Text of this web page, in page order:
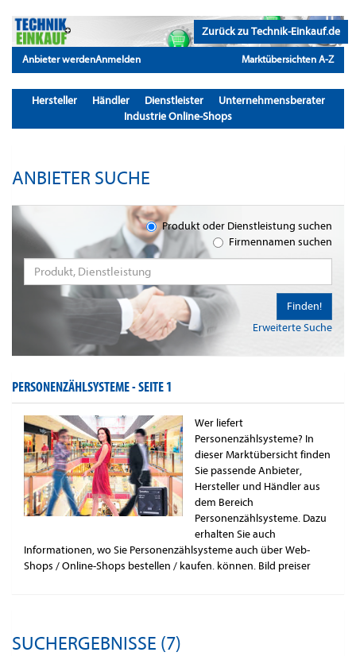
Zurück zu Technik-Einkauf.de
Anbieter werdenAnmelden Marktübersichten A-Z
Hersteller Händler Dienstleister
Unternehmensberater
Industrie Online-Shops
ANBIETER SUCHE
Produkt oder Dienstleistung suchen
Firmennamen suchen
Erweiterte Suche
Finden!
PERSONENZÄHLSYSTEME -SEITE 1
Wer liefert
Personenzählsysteme? In
dieser Marktübersicht finden
Sie passende Anbieter,
Hersteller und Händler aus
dem Bereich
Personenzählsysteme. Dazu
erhalten Sie auch
Informationen, wo Sie Personenzählsysteme auch über Web-
Shops / Online-Shops bestellen / kaufen. können. Bild preiser
SUCHERGEBNISSE (7)